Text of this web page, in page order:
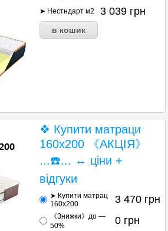
➤ Нестндарт м2 3 039 грн
❖ Купити матраци
160х200 《АКЦІЯ》
...☎️... ↔ ціни +
відгуки
➤ Купити матрац
160х200
3 470 грн
《Знижки》до —
50%
0 грн